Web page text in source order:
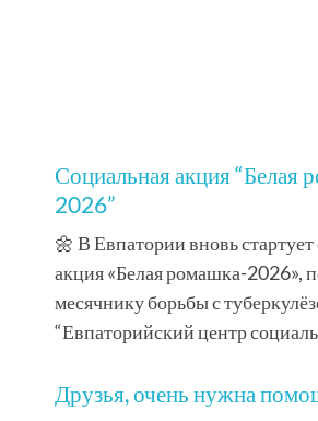
Социальная акция “Белая
2026”
🌼 В Евпатории вновь
акция «Белая ромашка-2026»,
месячнику борьбы с
“Евпаторийский центр
Друзья, очень нужна